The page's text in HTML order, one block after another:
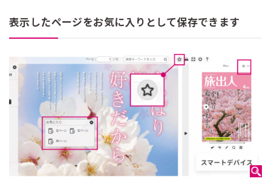
表示したページをお気に入りとして保存できます